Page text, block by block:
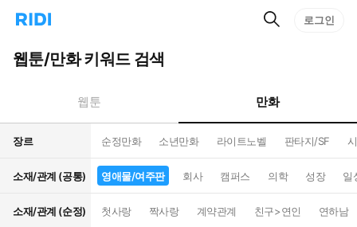
리
홈
으
턴
트
검
로그인
웹툰/만화 키워드 검색
웹툰 만화
장르 순정만화 소년만화 라이트노벨 판타지/SF
소재/관계 (공통) 영애물/여주판 회사 캠퍼스 의학 성장 일
소재/관계 (순정) 첫사랑 짝사랑 계약관계 친구>연인 연하남